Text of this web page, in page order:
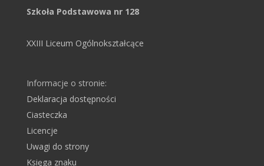
Szkoła Podstawowa nr 128
XXIII Liceum Ogólnokształcące
Informacje o stronie:
Deklaracja dostępności
Ciasteczka
Licencje
Uwagi do strony
Księga znaku